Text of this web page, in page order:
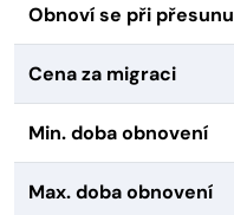
Obnoví se při přesunu
Cena za migraci
Min. doba obnovení
Max. doba obnovení